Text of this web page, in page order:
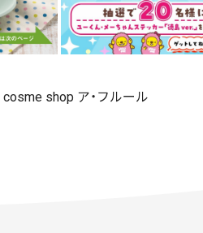
cosme shop ア・フルール